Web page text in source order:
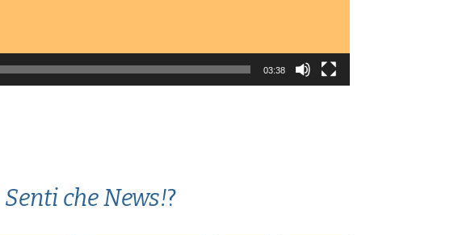
03:38
Senti che News!?